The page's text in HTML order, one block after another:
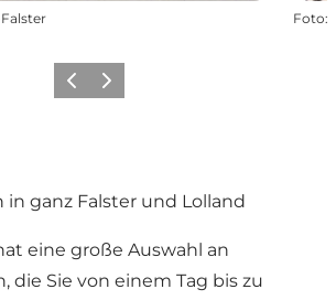
Foto:
ZurückWeiter
in ganz Falster und Lolland
eine große Auswahl an
die Sie von einem Tag bis zu